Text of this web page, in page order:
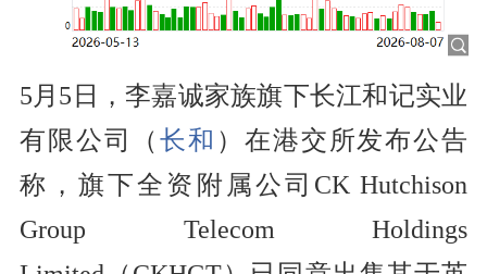
5月5日，李嘉诚家族旗下长江和记实业
有限公司（长和 ）在港交所发布公告
称，旗下全资附属公司CK Hutchison
Group Telecom Holdings